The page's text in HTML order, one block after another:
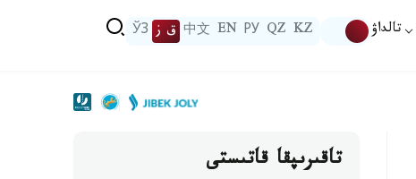
تالداۋ KZ
QZ
РУ
EN
中文 ق ز ЎЗ
تاقىرىپقا قاتىستى